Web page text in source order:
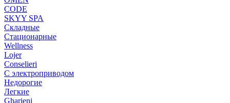
CODE
SKYY SPA
Складные
Стационарные
Wellness
Lojer
Conselieri
С электроприводом
Недорогие
Легкие
Gharieni